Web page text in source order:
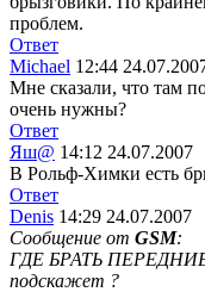
проблем.
Ответ
Michael 12:44
Мне сказали, что там
очень нужны?
Ответ
Яш@ 14:12 24.07.2007
В Рольф-Химки есть
Ответ
Denis 14:29 24.07.2007
Сообщение от GSM:
ГДЕ БРАТЬ
подскажет ?